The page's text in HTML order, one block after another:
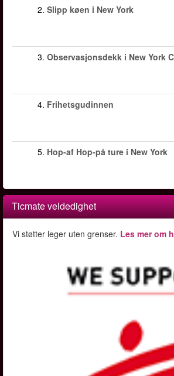
2. Slipp køen i New York
3. Observasjonsdekk i New York
4. Frihetsgudinnen
5. Hop-af Hop-på ture i New York
Ticmate veldedighet
Vi støtter leger uten grenser. Les mer om